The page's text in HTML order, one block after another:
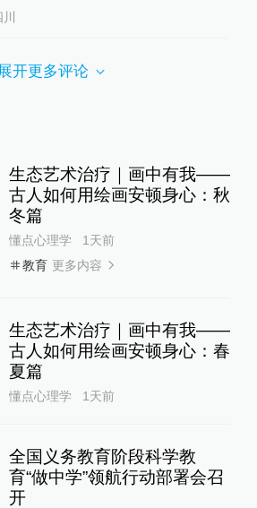
展开更多评论
生态艺术治疗｜画中有我——
古人如何用绘画安顿身心：秋
冬篇
懂点心理学
1天前
教育 更多内容
生态艺术治疗｜画中有我——
古人如何用绘画安顿身心：春
夏篇
懂点心理学 1天前
全国义务教育阶段科学教
育“做中学”领航行动部署会召
开